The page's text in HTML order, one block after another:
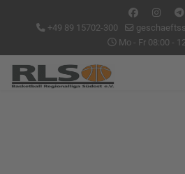
+49 89 15702-300
Mo - Fr 08:00 -